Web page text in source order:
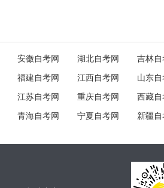
安徽自考网 湖北自考网 吉林自
福建自考网 江西自考网 山东自
江苏自考网 重庆自考网 西藏自
青海自考网 宁夏自考网 新疆自